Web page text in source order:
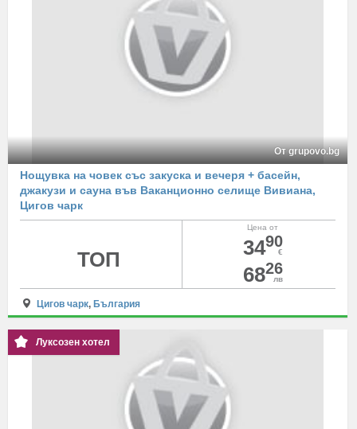
От grupovo.bg
Нощувка на човек със закуска и вечеря + басейн,
джакузи и сауна във Ваканционно селище Вивиана,
Цигов чарк
Цена от
3490
€
6826
лв
ТОП
Цигов чарк, България
Луксозен хотел